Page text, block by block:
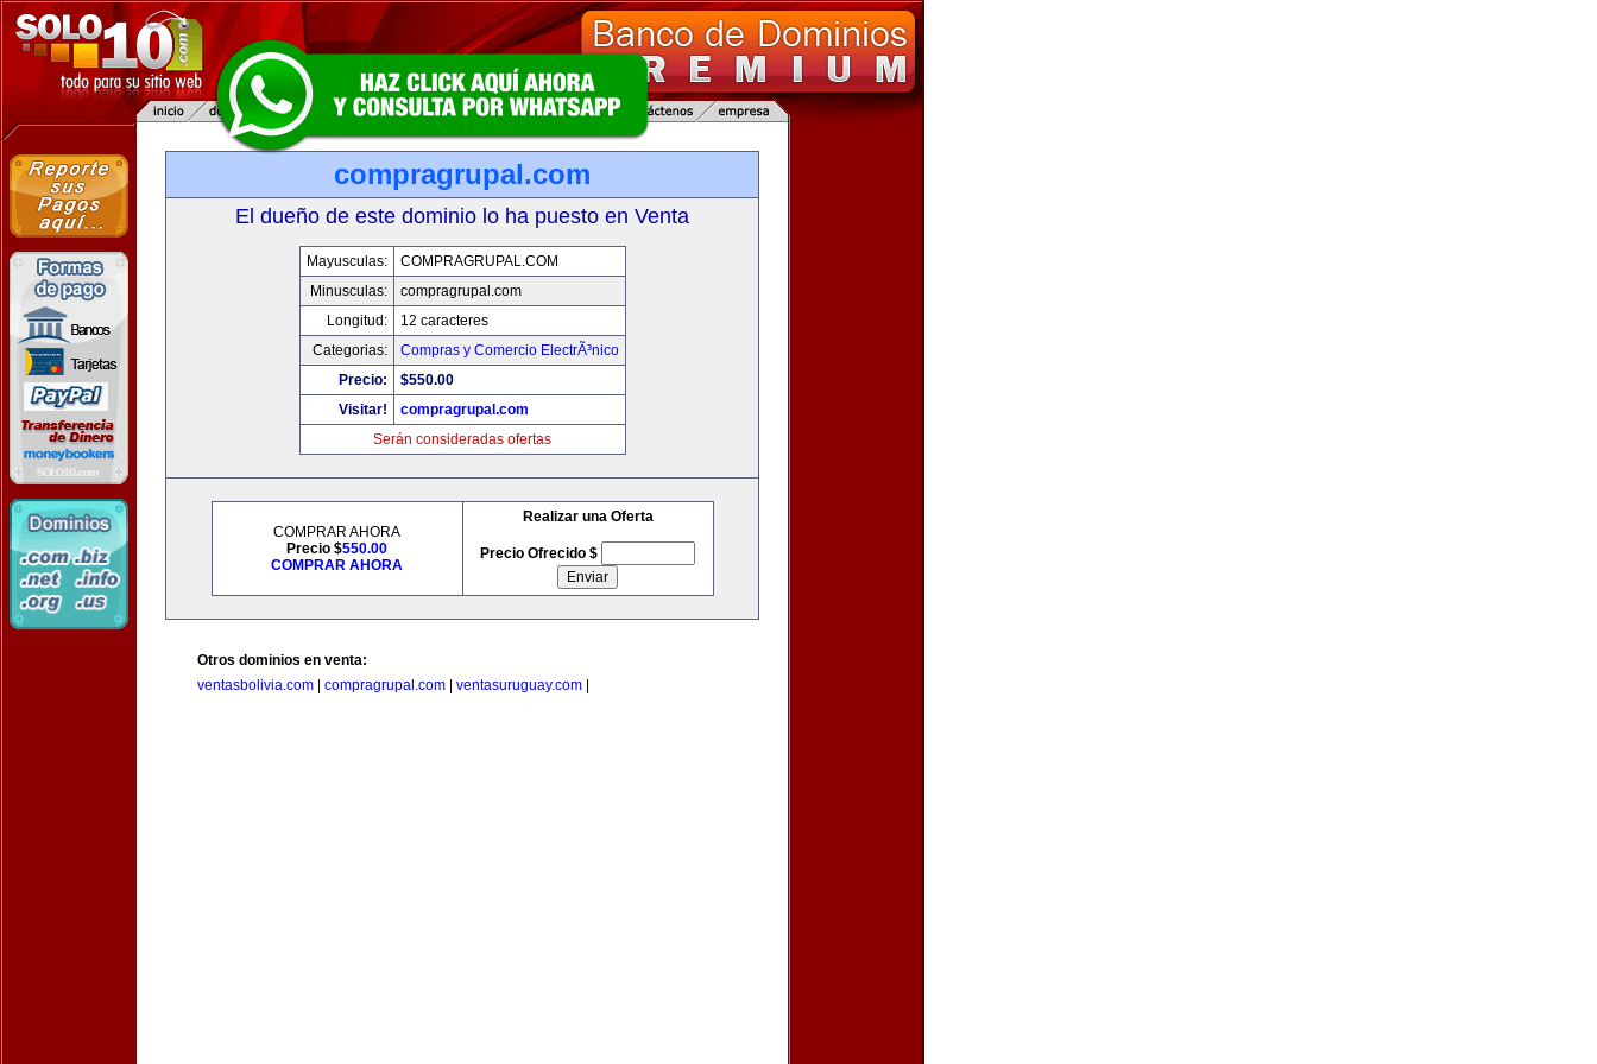
compragrupal.com
El dueño de este dominio lo ha puesto en Venta
Mayusculas:
COMPRAGRUPAL.COM
Minusculas:
compragrupal.com
Longitud:
12 caracteres
Categorias:
Compras y Comercio ElectrÃ³nico
Precio:
$550.00
Visitar!
compragrupal.com
Serán consideradas ofertas
COMPRAR AHORA
Precio $550.00
COMPRAR AHORA
Realizar una Oferta
Precio Ofrecido $
Otros dominios en venta:
ventasbolivia.com
compragrupal.com ventasuruguay.com